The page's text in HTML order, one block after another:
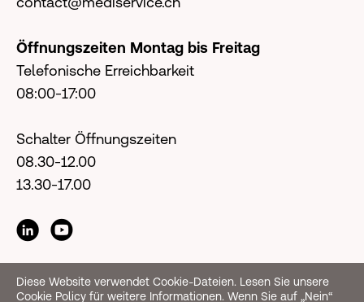
Diese Website verwendet Cookie-Dateien. Lesen Sie unsere
Cookie Policy für weitere Informationen. Wenn Sie auf „Nein“
Öffnungszeiten Montag bis Freitag
Telefonische Erreichbarkeit
08:00-17:00
Schalter Öffnungszeiten
08.30-12.00
13.30-17.00